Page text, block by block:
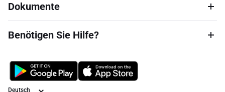
Dokumente
Benötigen Sie Hilfe?